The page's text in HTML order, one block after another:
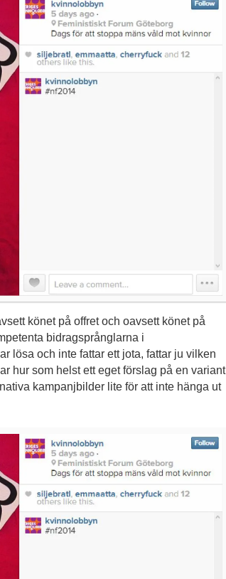
könet på offret och oavsett könet på
bidragsprånglarna i
lösa och inte fattar ett jota, fattar ju vilken
hur som helst ett eget förslag på en variant
kampanjbilder lite för att inte hänga ut